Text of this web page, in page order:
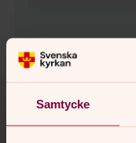
Samtycke
Tillbaka till toppen
Tillbaka till innehållet